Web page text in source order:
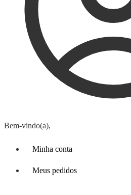
Bem-vindo(a),
Minha conta
Meus pedidos